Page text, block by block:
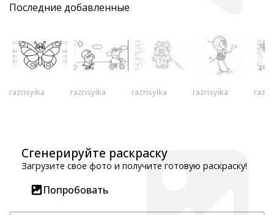
Последние добавленные
razrisyika razrisyika razrisyika razrisyika
Сгенерируйте раскраску
Загрузите свое фото и получите готовую раскраску!
Попробовать